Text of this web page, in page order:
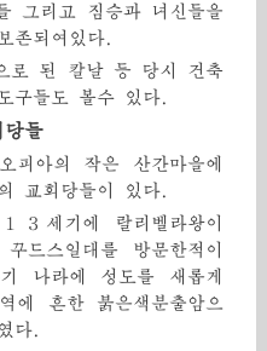
그리고 짐승과 녀신들을
존되여있다.
로 된 칼날 등 당시 건축
구들도 볼수 있다.
들
피아의 작은 산간마을에
교회당들이 있다.
３세기에 랄리벨라왕이
드스일대를 방문한적이
나라에 성도를 새롭게
에 흔한 붉은색분출암으
다.